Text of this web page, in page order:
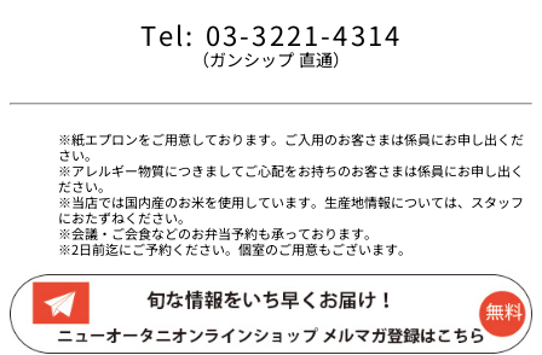
Tel: 03-3221-4314
（ガンシップ 直通）
紙エプロンをご用意しております。ご入用のお客さまは係員にお申し出くだ
さい。
アレルギー物質につきましてご心配をお持ちのお客さまは係員にお申し出く
ださい。
当店では国内産のお米を使用しています。生産地情報については、スタッフ
におたずねください。
会議・ご会食などのお弁当予約も承っております。
2日前迄にご予約ください。個室のご用意もございます。